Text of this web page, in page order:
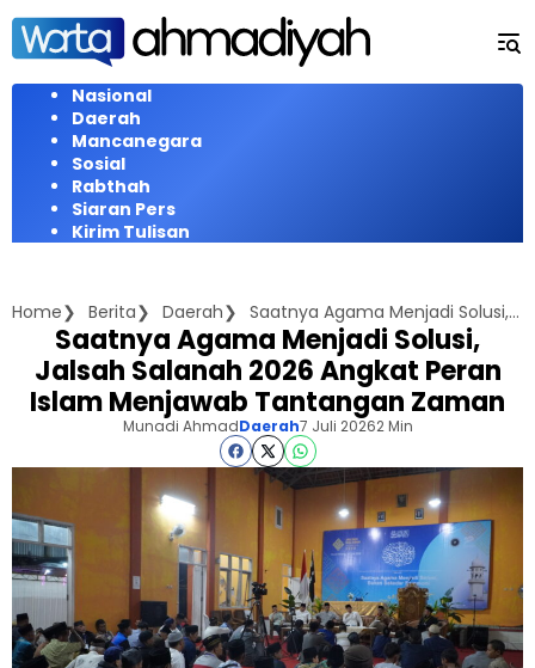
Langsung
konten
Nasional
Daerah
Mancanegara
Sosial
Rabthah
Siaran Pers
Kirim Tulisan
Home Berita Daerah Saatnya Agama Menjadi Solusi, Jalsah Salanah 2026 Angkat Peran Islam Menjawab Tantangan Zaman
Saatnya Agama Menjadi Solusi,
Jalsah Salanah 2026 Angkat Peran
Islam Menjawab Tantangan Zaman
Munadi AhmadDaerah7 Juli 20262 Min